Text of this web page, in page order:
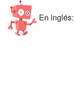
En inglés: